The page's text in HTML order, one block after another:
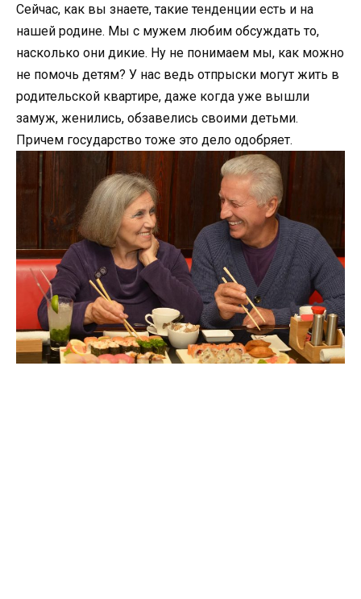
Сейчас, как вы знаете, такие тенденции есть и на
нашей родине. Мы с мужем любим обсуждать то,
насколько они дикие. Ну не понимаем мы, как можно
не помочь детям? У нас ведь отпрыски могут жить в
родительской квартире, даже когда уже вышли
замуж, женились, обзавелись своими детьми.
Причем государство тоже это дело одобряет.